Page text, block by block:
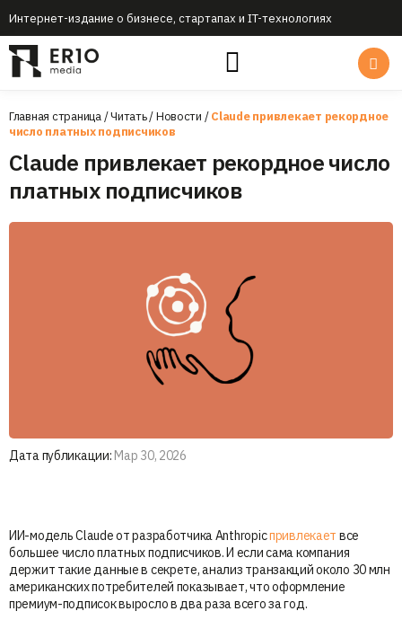
Интернет-издание о бизнесе, стартапах и IT-технологиях
Главная страница/Читать/Новости /Claude привлекает рекордное
число платных подписчиков
Claude привлекает рекордное число
платных подписчиков
Дата публикации: Мар 30, 2026
ИИ-модель Claude от разработчика Anthropicпривлекает все
большее число платных подписчиков. И если сама компания
держит такие данные в секрете, анализ транзакций около 30 млн
американских потребителей показывает, что оформление
премиум-подписок выросло в два раза всего за год.